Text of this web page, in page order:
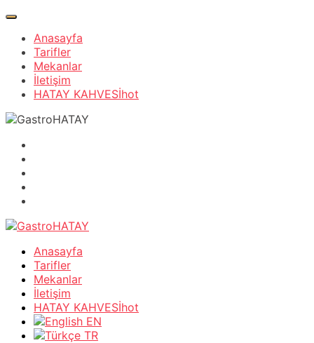
Anasayfa
Tarifler
Mekanlar
İletişim
HATAY KAHVESİhot
Anasayfa
Tarifler
Mekanlar
İletişim
HATAY KAHVESİhot
EN
TR